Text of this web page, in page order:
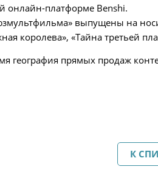
онлайн-платформе Benshi.
выпущены на
королева», «Тайна третьей
география прямых продаж
К